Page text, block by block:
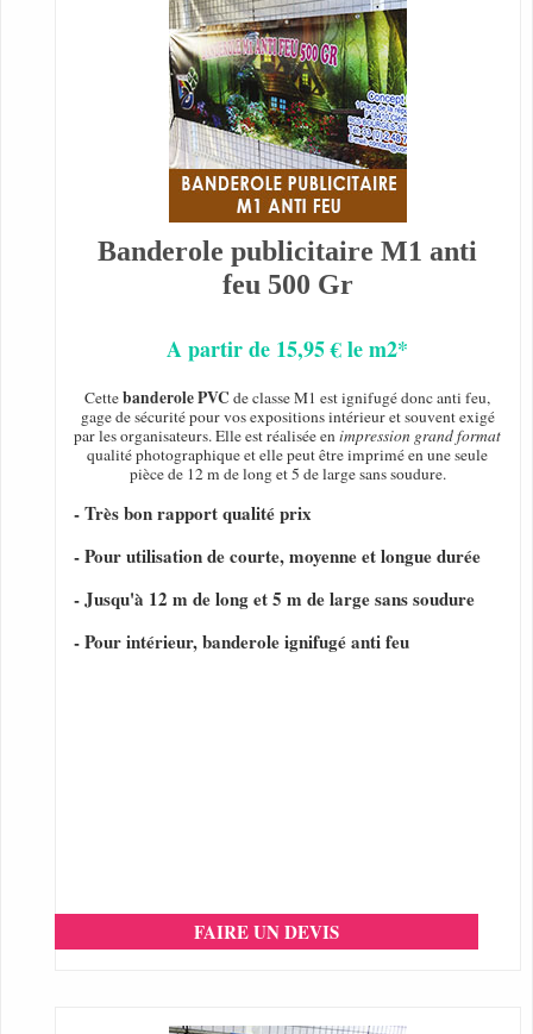
Banderole publicitaire M1 anti
feu 500 Gr
A partir de 15,95 € le m2*
Cettebanderole PVC de classe M1 est ignifugé donc anti feu,
gage de sécurité pour vos expositions intérieur et souvent exigé
par les organisateurs. Elle est réalisée enimpression grand format
qualité photographique et elle peut être imprimé en une seule
pièce de 12 m de long et 5 de large sans soudure.
- Très bon rapport qualité prix
- Pour utilisation de courte, moyenne et longue durée
- Jusqu'à 12 m de long et 5 m de large sans soudure
- Pour intérieur, banderole ignifugé anti feu
FAIRE UN DEVIS